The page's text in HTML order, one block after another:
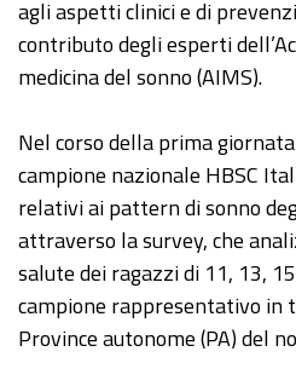
agli aspetti clinici e di
contributo degli esperti
medicina del sonno (AIMS).
Nel corso della prima
campione nazionale HBSC
relativi ai pattern di sonno
attraverso la survey, che
salute dei ragazzi di 11, 13,
campione rappresentativo in
Province autonome (PA) del